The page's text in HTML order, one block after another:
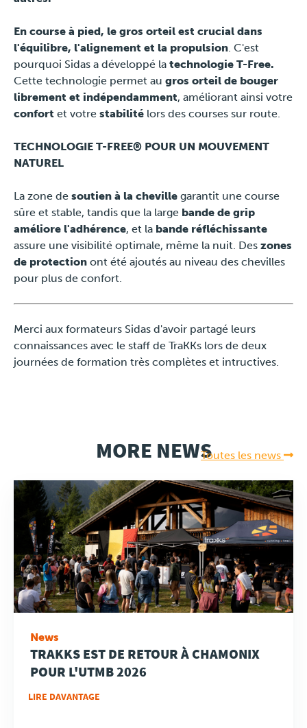
En course à pied, le gros orteil est crucial dans
l'équilibre, l'alignement et la propulsion . C'est
pourquoi Sidas a développé la technologie T-Free.
Cette technologie permet au gros orteil de bouger
librement et indépendamment, améliorant ainsi votre
confort et votre stabilité lors des courses sur route.
TECHNOLOGIE T-FREE® POUR UN MOUVEMENT
NATUREL
La zone de soutien à la cheville garantit une course
sûre et stable, tandis que la large bande de grip
améliore l'adhérence, et la bande réfléchissante
assure une visibilité optimale, même la nuit. Des zones
de protection ont été ajoutés au niveau des chevilles
pour plus de confort.
Merci aux formateurs Sidas d'avoir partagé leurs
connaissances avec le staff de TraKKs lors de deux
journées de formation très complètes et intructives.
MORE NEWSToutes les news
News
TRAKKS EST DE RETOUR À CHAMONIX
POUR L'UTMB 2026
LIRE DAVANTAGE